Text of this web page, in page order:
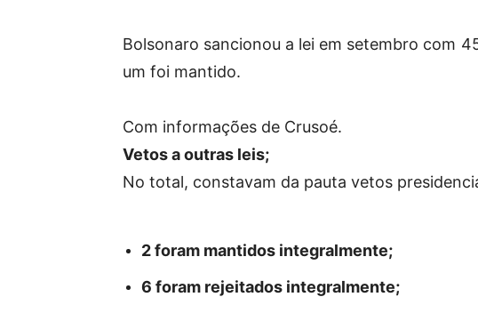
Bolsonaro sancionou a lei em setembro com
um foi mantido.
Com informações de Crusoé.
Vetos a outras leis;
No total, constavam da pauta vetos
2 foram mantidos integralmente;
6 foram rejeitados integralmente;